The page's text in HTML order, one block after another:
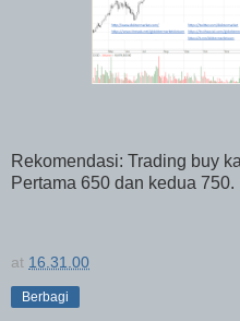
Rekomendasi: Trading buy
Pertama 650 dan kedua 750.
at 16.31.00
Berbagi